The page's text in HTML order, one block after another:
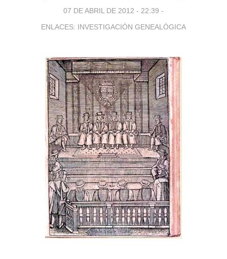
07 DE ABRIL DE 2012 - 22:39 -
ENLACES: INVESTIGACIÓN GENEALÓGICA